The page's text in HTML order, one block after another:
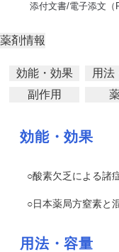
添付文書/電子添文（
薬剤情報
効能・効果 用法
副作用
効能・効果
○酸素欠乏による諸
○日本薬局方窒素と
用法・容量